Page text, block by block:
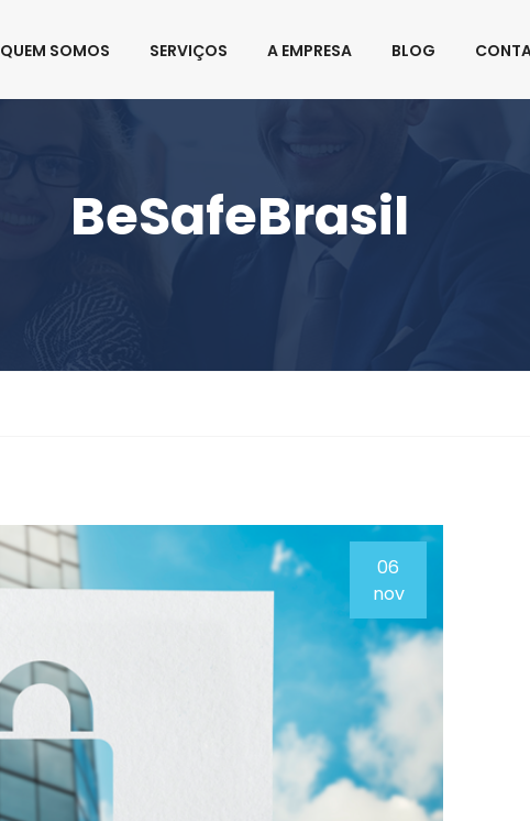
QUEM SOMOS SERVIÇOS A EMPRESA BLOG
BeSafeBrasil
06
nov